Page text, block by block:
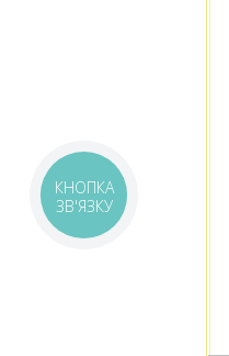
КНОПКА
ЗВ'ЯЗКУ